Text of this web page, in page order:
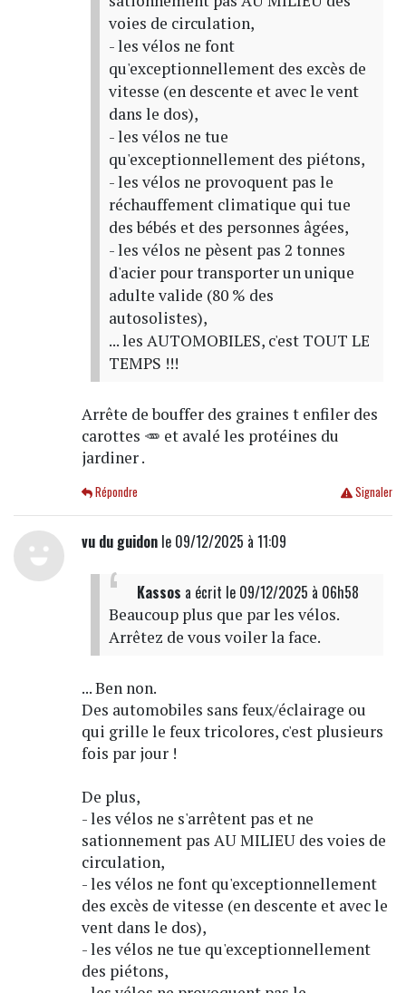
voies de circulation,
- les vélos ne font
qu'exceptionnellement des excès de
vitesse (en descente et avec le vent
dans le dos),
- les vélos ne tue
qu'exceptionnellement des piétons,
- les vélos ne provoquent pas le
réchauffement climatique qui tue
des bébés et des personnes âgées,
- les vélos ne pèsent pas 2 tonnes
d'acier pour transporter un unique
adulte valide (80 % des
autosolistes),
... les AUTOMOBILES, c'est TOUT LE
TEMPS !!!
Arrête de bouffer des graines t enfiler des
carottes 🥕 et avalé les protéines du
jardiner .
Signaler
Répondre
vu du guidonle 09/12/2025 à 11:09
Kassos a écrit le 09/12/2025 à 06h58
Beaucoup plus que par les vélos.
Arrêtez de vous voiler la face.
... Ben non.
Des automobiles sans feux/éclairage ou
qui grille le feux tricolores, c'est plusieurs
fois par jour !
De plus,
- les vélos ne s'arrêtent pas et ne
sationnement pas AU MILIEU des voies de
circulation,
- les vélos ne font qu'exceptionnellement
des excès de vitesse (en descente et avec le
vent dans le dos),
- les vélos ne tue qu'exceptionnellement
des piétons,